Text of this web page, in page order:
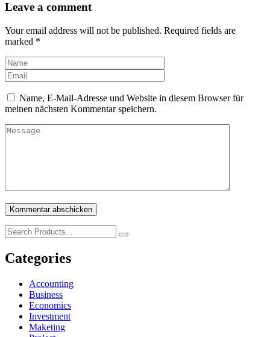
Leave a comment
Your email address will not be published. Required fields are
marked *
Name, E-Mail-Adresse und Website in diesem Browser für
meinen nächsten Kommentar speichern.
Kommentar abschicken
Categories
Accounting
Business
Economics
Investment
Maketing